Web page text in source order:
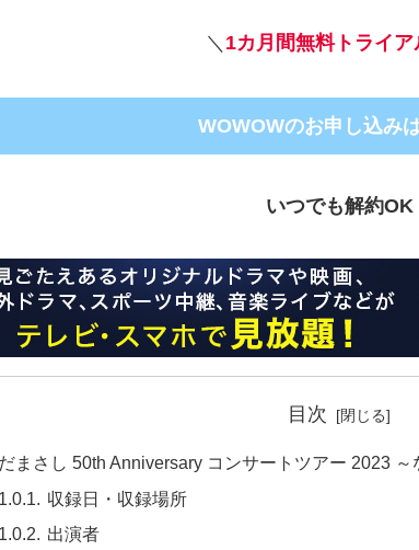
＼ 1カ月間無料トライア
WOWOWのお申し込み
いつでも解約OK
目次
まさし 50th Anniversary コンサートツアー 2023
収録日・収録場所
出演者